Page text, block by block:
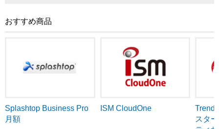
おすすめ商品
Splashtop Business Pro
月額
ISM CloudOne
Trend
スタ